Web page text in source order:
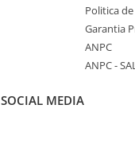
Politica
Garantia
ANPC
ANPC -
MEDIA